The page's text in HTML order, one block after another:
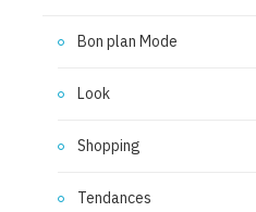
Bon plan Mode
Look
Shopping
Tendances